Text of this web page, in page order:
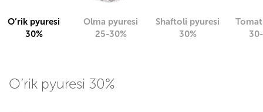
O’rik pyuresi
30%
Olma pyuresi
25-30%
Shaftoli pyuresi
30%
O’rik pyuresi 30%